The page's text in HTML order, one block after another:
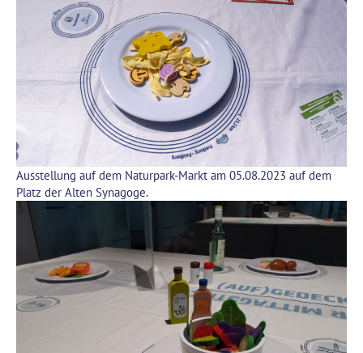
Ausstellung auf dem Naturpark-Markt am 05.08.2023 auf dem
Platz der Alten Synagoge.